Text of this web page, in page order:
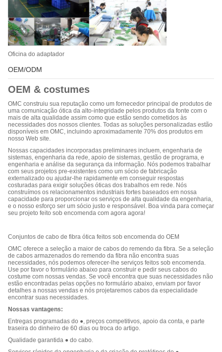
Oficina do adaptador
OEM/ODM
OEM & costumes
OMC construiu sua reputação como um fornecedor principal de produtos de
uma comunicação ótica da alto-integridade pelos produtos da fonte com o
mais de alta qualidade assim como que estão sendo cometidos às
necessidades dos nossos clientes. Todas as soluções personalizadas estão
disponíveis em OMC, incluindo aproximadamente 70% dos produtos em
nosso Web site.
Nossas capacidades incorporadas preliminares incluem, engenharia de
sistemas, engenharia da rede, apoio de sistemas, gestão de programa, e
engenharia e análise da segurança da informação. Nós podemos trabalhar
com seus projetos pre-existentes como um sócio de fabricação
externalizado ou ajudar-lhe rapidamente em conseguir respostas
costuradas para exigir soluções óticas dos trabalhos em rede. Nós
construímos os relacionamentos industriais fortes baseados em nossa
capacidade para proporcionar os serviços de alta qualidade da engenharia,
e o nosso esforço ser um sócio justo e responsável. Boa vinda para começar
seu projeto feito sob encomenda com agora agora!
Conjuntos de cabo de fibra ótica feitos sob encomenda do OEM
OMC oferece a seleção a maior de cabos do remendo da fibra. Se a seleção
de cabos armazenados do remendo da fibra não encontra suas
necessidades, nós podemos oferecer-lhe serviços feitos sob encomenda.
Use por favor o formulário abaixo para construir e pedir seus cabos do
costume com nossas vendas. Se você encontra que suas necessidades não
estão encontradas pelas opções no formulário abaixo, enviam por favor
detalhes a nossas vendas e nós projetaremos cabos da especialidade
encontrar suas necessidades.
Nossas vantagens:
Entregas programadas do ●, preços competitivos, apoio da conta, e parte
traseira do dinheiro de 60 dias ou troca do artigo.
Qualidade garantida ● do cabo.